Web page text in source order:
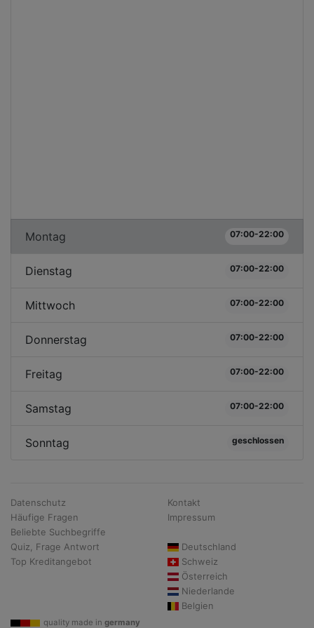
Montag 07:00-22:00
Dienstag 07:00-22:00
Mittwoch 07:00-22:00
Donnerstag 07:00-22:00
Freitag 07:00-22:00
Samstag 07:00-22:00
Sonntag geschlossen
Datenschutz
Häufige Fragen
Beliebte Suchbegriffe
Quiz, Frage Antwort
Top Kreditangebot
Kontakt
Impressum
Deutschland
Schweiz
Österreich
Niederlande
Belgien
quality made in germany